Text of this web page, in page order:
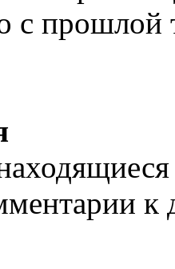
прошлой